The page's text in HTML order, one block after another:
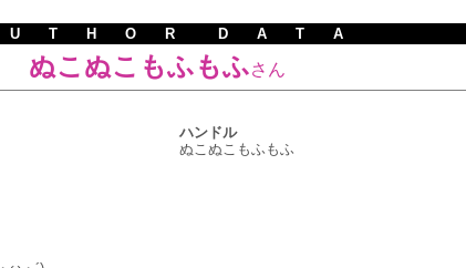
U T H O R D A T A
ぬこぬこもふもふさん
ハンドル
ぬこぬこもふもふ